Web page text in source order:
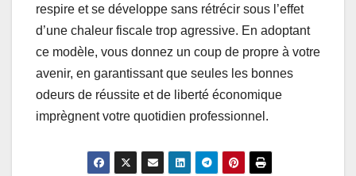
respire et se développe sans rétrécir sous l’effet
d’une chaleur fiscale trop agressive. En adoptant
ce modèle, vous donnez un coup de propre à votre
avenir, en garantissant que seules les bonnes
odeurs de réussite et de liberté économique
imprègnent votre quotidien professionnel.